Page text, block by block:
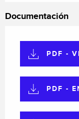
Documentación
PDF -
PDF -